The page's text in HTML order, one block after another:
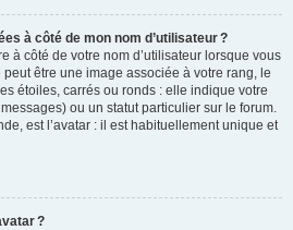
à côté de mon nom d’utilisateur ?
à côté de votre nom d’utilisateur lorsque vous
être une image associée à votre rang, le
étoiles, carrés ou ronds : elle indique votre
ou un statut particulier sur le forum.
est l’avatar : il est habituellement unique et
?